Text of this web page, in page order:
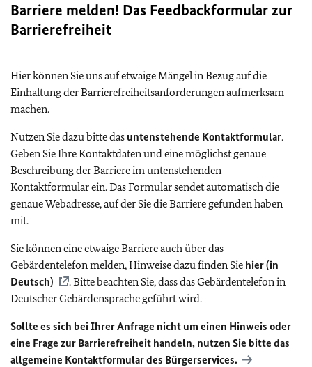
Barriere melden! Das Feedbackformular zur
Barrierefreiheit
Hier können Sie uns auf etwaige Mängel in Bezug auf die
Einhaltung der Barrierefreiheitsanforderungen aufmerksam
machen.
Nutzen Sie dazu bitte das untenstehende Kontaktformular.
Geben Sie Ihre Kontaktdaten und eine möglichst genaue
Beschreibung der Barriere im untenstehenden
Kontaktformular ein. Das Formular sendet automatisch die
genaue Webadresse, auf der Sie die Barriere gefunden haben
mit.
Sie können eine etwaige Barriere auch über das
Gebärdentelefon melden, Hinweise dazu finden Sie hier (in
Deutsch)
. Bitte beachten Sie, dass das Gebärdentelefon in
Deutscher Gebärdensprache geführt wird.
Sollte es sich bei Ihrer Anfrage nicht um einen Hinweis oder
eine Frage zur Barrierefreiheit handeln, nutzen Sie bitte das
allgemeine Kontaktformular des Bürgerservices.